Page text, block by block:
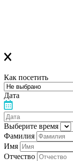
Как посетить
Дата
Выберите время
Фамилия
Имя
Отчество